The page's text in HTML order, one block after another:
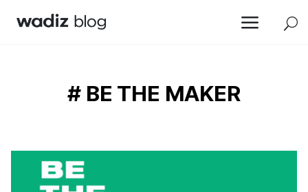
a U
# BE THE MAKER